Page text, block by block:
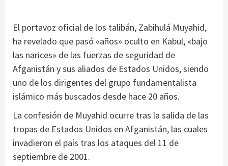
El portavoz oficial de los talibán, Zabihulá Muyahid,
ha revelado que pasó «años» oculto en Kabul, «bajo
las narices» de las fuerzas de seguridad de
Afganistán y sus aliados de Estados Unidos, siendo
uno de los dirigentes del grupo fundamentalista
islámico más buscados desde hace 20 años.
La confesión de Muyahid ocurre tras la salida de las
tropas de Estados Unidos en Afganistán, las cuales
invadieron el país tras los ataques del 11 de
septiembre de 2001.